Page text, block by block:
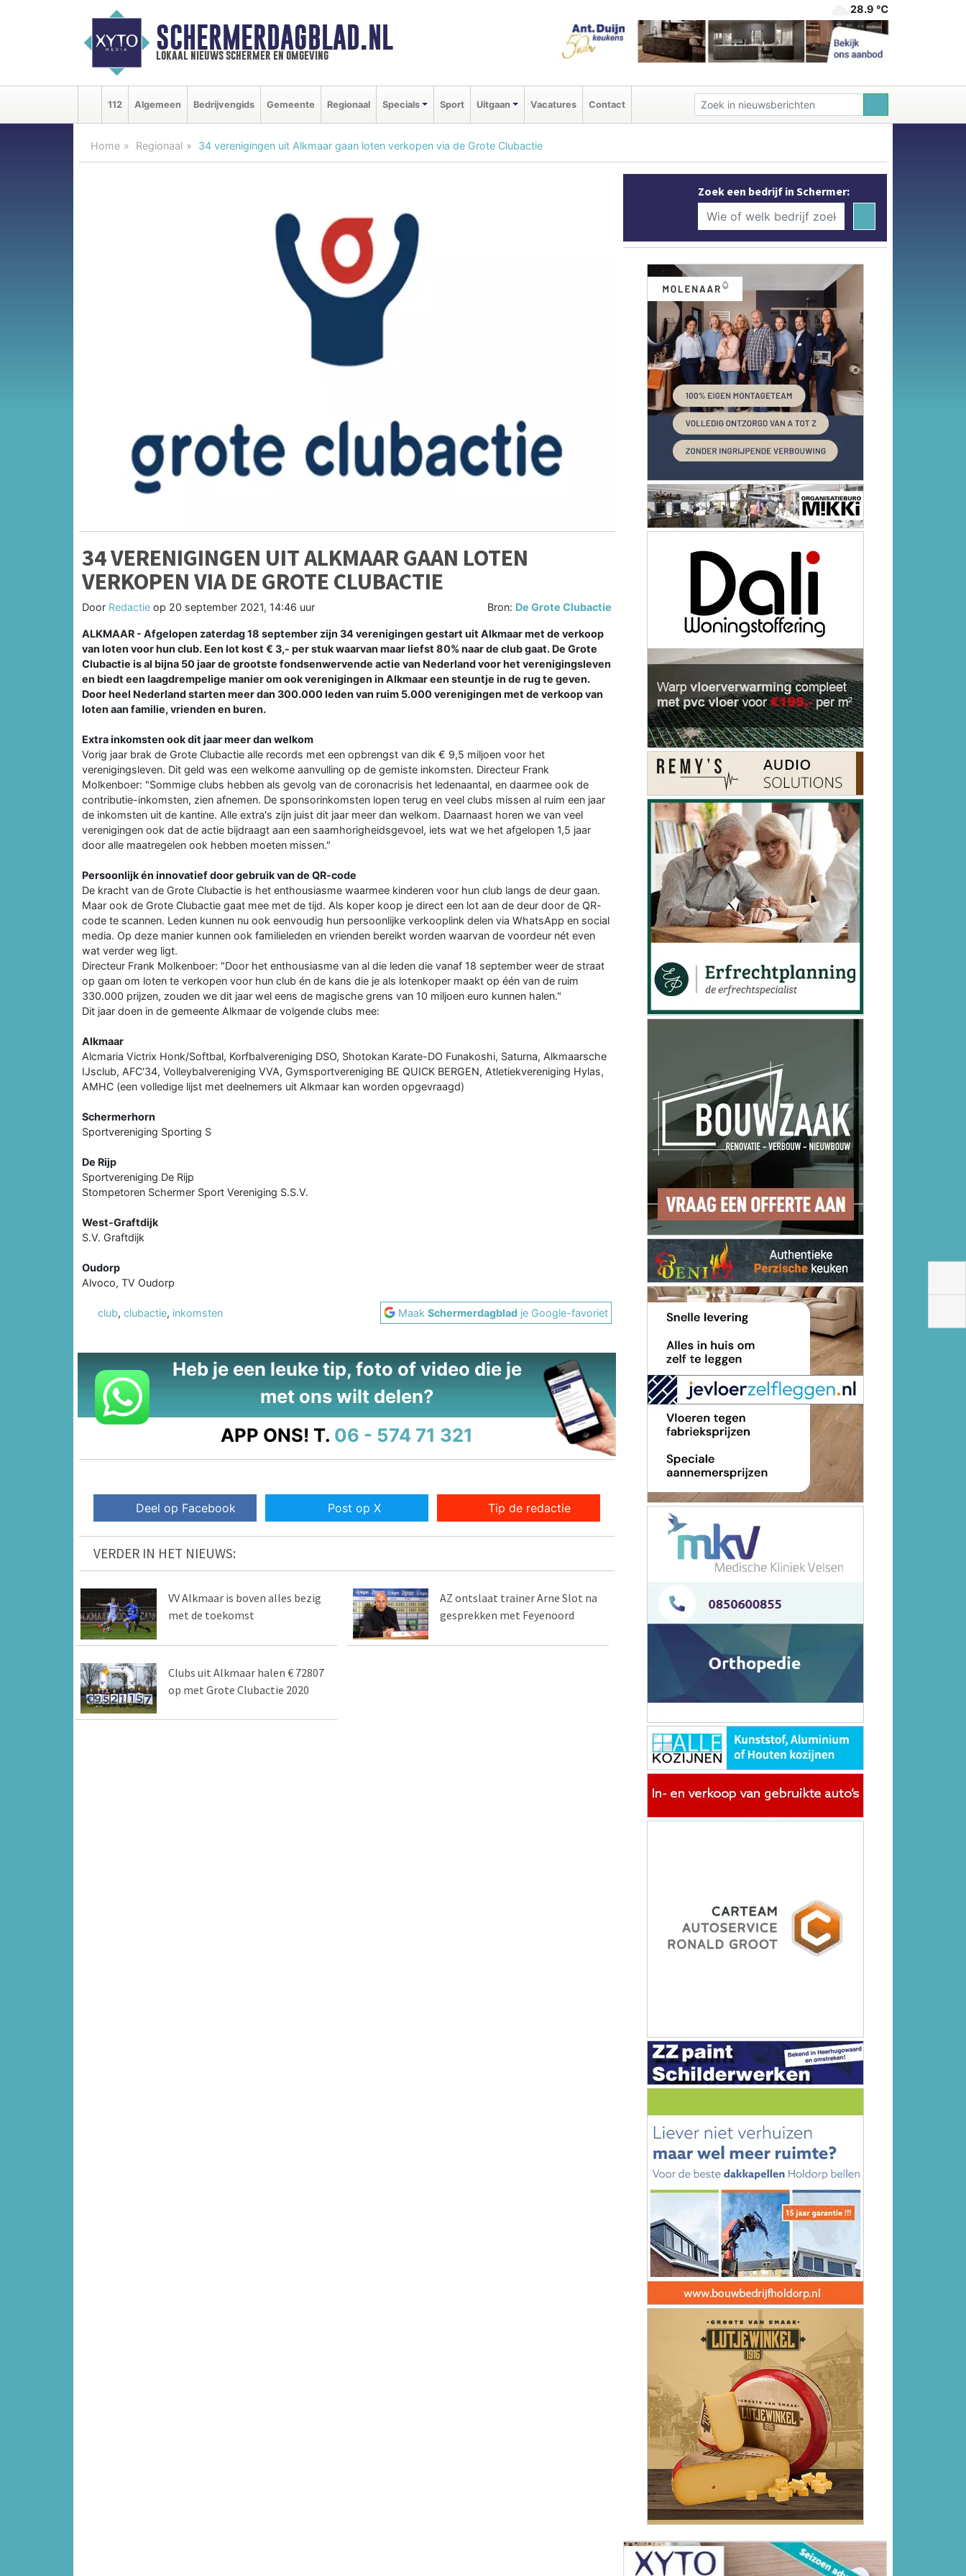
SCHERMERDAGBLAD.NL
lokaal nieuws schermer en omgeving
28.9 ℃
112 Algemeen Bedrijvengids Gemeente Regionaal Specials Sport Uitgaan Vacatures Contact
Home Regionaal 34 verenigingen uit Alkmaar gaan loten verkopen via de Grote Clubactie
34 VERENIGINGEN UIT ALKMAAR GAAN LOTEN
VERKOPEN VIA DE GROTE CLUBACTIE
Door Redactie op 20 september 2021, 14:46 uur Bron: De Grote Clubactie
ALKMAAR - Afgelopen zaterdag 18 september zijn 34 verenigingen gestart uit Alkmaar met de verkoop
van loten voor hun club. Een lot kost € 3,- per stuk waarvan maar liefst 80% naar de club gaat. De Grote
Clubactie is al bijna 50 jaar de grootste fondsenwervende actie van Nederland voor het verenigingsleven
en biedt een laagdrempelige manier om ook verenigingen in Alkmaar een steuntje in de rug te geven.
Door heel Nederland starten meer dan 300.000 leden van ruim 5.000 verenigingen met de verkoop van
loten aan familie, vrienden en buren.
Extra inkomsten ook dit jaar meer dan welkom
Vorig jaar brak de Grote Clubactie alle records met een opbrengst van dik € 9,5 miljoen voor het
verenigingsleven. Dit geld was een welkome aanvulling op de gemiste inkomsten. Directeur Frank
Molkenboer: "Sommige clubs hebben als gevolg van de coronacrisis het ledenaantal, en daarmee ook de
contributie-inkomsten, zien afnemen. De sponsorinkomsten lopen terug en veel clubs missen al ruim een jaar
de inkomsten uit de kantine. Alle extra's zijn juist dit jaar meer dan welkom. Daarnaast horen we van veel
verenigingen ook dat de actie bijdraagt aan een saamhorigheidsgevoel, iets wat we het afgelopen 1,5 jaar
door alle maatregelen ook hebben moeten missen."
Persoonlijk én innovatief door gebruik van de QR-code
De kracht van de Grote Clubactie is het enthousiasme waarmee kinderen voor hun club langs de deur gaan.
Maar ook de Grote Clubactie gaat mee met de tijd. Als koper koop je direct een lot aan de deur door de QR-
code te scannen. Leden kunnen nu ook eenvoudig hun persoonlijke verkooplink delen via WhatsApp en social
media. Op deze manier kunnen ook familieleden en vrienden bereikt worden waarvan de voordeur nét even
wat verder weg ligt.
Directeur Frank Molkenboer: "Door het enthousiasme van al die leden die vanaf 18 september weer de straat
op gaan om loten te verkopen voor hun club én de kans die je als lotenkoper maakt op één van de ruim
330.000 prijzen, zouden we dit jaar wel eens de magische grens van 10 miljoen euro kunnen halen."
Dit jaar doen in de gemeente Alkmaar de volgende clubs mee:
Alkmaar
Alcmaria Victrix Honk/Softbal, Korfbalvereniging DSO, Shotokan Karate-DO Funakoshi, Saturna, Alkmaarsche
IJsclub, AFC'34, Volleybalvereniging VVA, Gymsportvereniging BE QUICK BERGEN, Atletiekvereniging Hylas,
AMHC (een volledige lijst met deelnemers uit Alkmaar kan worden opgevraagd)
Schermerhorn
Sportvereniging Sporting S
De Rijp
Sportvereniging De Rijp
Stompetoren Schermer Sport Vereniging S.S.V.
West-Graftdijk
S.V. Graftdijk
Oudorp
Alvoco, TV Oudorp
club, clubactie, inkomsten MaakSchermerdagblad je Google-favoriet
Heb je een leuke tip, foto of video die je
met ons wilt delen?
APP ONS! T. 06 - 574 71 321
Deel op Facebook Post op X Tip de redactie
VERDER IN HET NIEUWS:
VV Alkmaar is boven alles bezig
met de toekomst
AZ ontslaat trainer Arne Slot na
gesprekken met Feyenoord
Clubs uit Alkmaar halen € 72807
op met Grote Clubactie 2020
Zoek een bedrijf in Schermer: